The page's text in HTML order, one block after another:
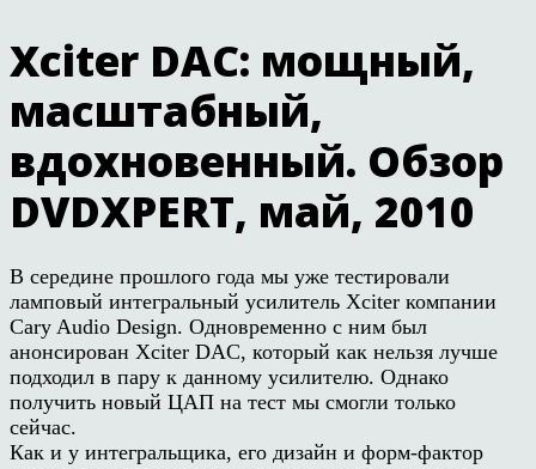
Xciter DAC: мощный,
масштабный,
вдохновенный. Обзор
DVDXPERT, май, 2010
В середине прошлого года мы уже тестировали
ламповый интегральный усилитель Xciter компании
Cary Audio Design. Одновременно с ним был
анонсирован Xciter DAC, который как нельзя лучше
подходил в пару к данному усилителю. Однако
получить новый ЦАП на тест мы смогли только
сейчас.
Как и у интегральщика, его дизайн и форм-фактор